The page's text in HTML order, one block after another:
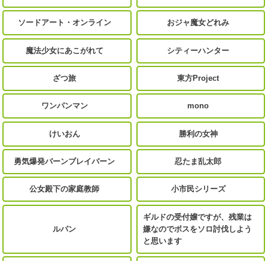
ソードアート・オンライン おジャ魔女どれみ
魔法少女にあこがれて シティーハンター
ざつ旅 東方Project
ワンパンマン mono
けいおん 勝利の女神
勇気爆発バーンブレイバーン 忍たま乱太郎
公女殿下の家庭教師 小市民シリーズ
ルパン
ギルドの受付嬢ですが、残業は
嫌なのでボスをソロ討伐しよう
と思います